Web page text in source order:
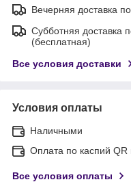
Вечерняя доставка
Субботняя доставка
(бесплатная)
Все условия доставки
Условия оплаты
Наличными
Оплата по каспий QR
Все условия оплаты